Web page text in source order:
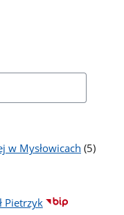
w Mysłowicach liczba
(5)
Pietrzyk